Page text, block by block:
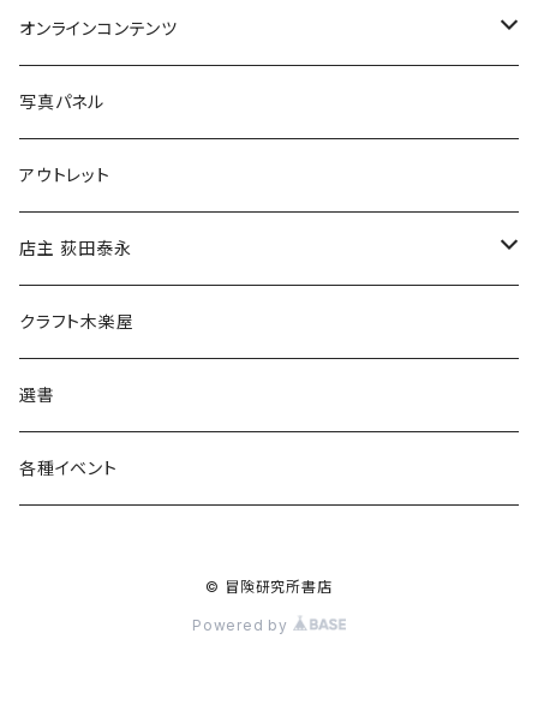
Tシャツ
バッグ
ブックカバー
マグカップ
傘
食料品
その他
オンラインコンテンツ
冒険クロストーク
写真パネル
アウトレット
店主 荻田泰永
書籍
ウェア
クラフト木楽屋
選書
各種イベント
© 冒険研究所書店
Powered by